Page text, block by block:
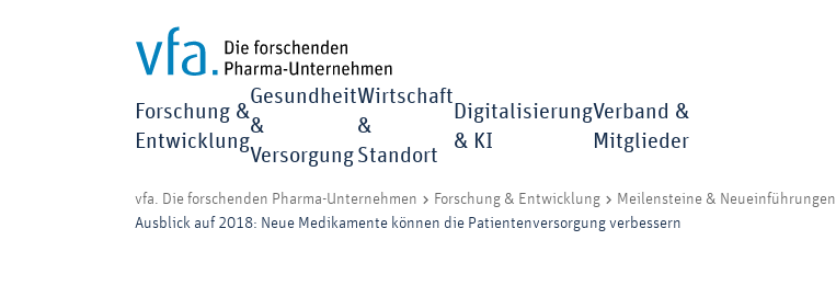
Forschung &
Entwicklung
Gesundheit
&
Versorgung
Wirtschaft
&
Standort
Digitalisierung
& KI
Verband &
Mitglieder
vfa. Die forschenden Pharma-Unternehmen Forschung & Entwicklung
Meilensteine & Neueinführungen
Ausblick auf 2018: Neue Medikamente können die Patientenversorgung verbessern